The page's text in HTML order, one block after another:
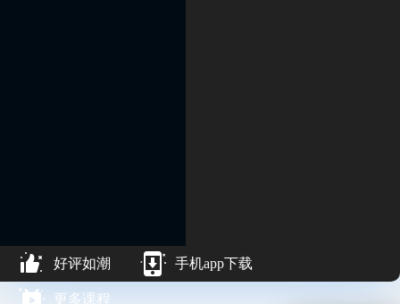
好评如潮 手机app下载
更多课程